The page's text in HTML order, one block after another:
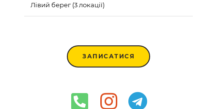
Лівий берег (3 локації)
ЗАПИСАТИСЯ